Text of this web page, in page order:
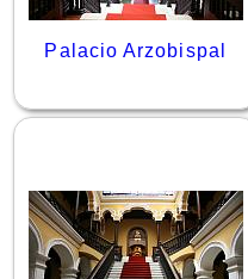
Palacio Arzobispal